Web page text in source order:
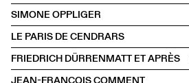
SIMONE OPPLIGER
LE PARIS DE CENDRARS
FRIEDRICH DÜRRENMATT ET APRÈS
JEAN-FRANÇOIS COMMENT